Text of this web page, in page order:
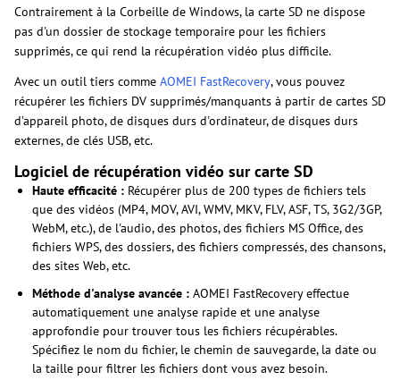
Contrairement à la Corbeille de Windows, la carte SD ne dispose
pas d'un dossier de stockage temporaire pour les fichiers
supprimés, ce qui rend la récupération vidéo plus difficile.
Avec un outil tiers comme AOMEI FastRecovery, vous pouvez
récupérer les fichiers DV supprimés/manquants à partir de cartes SD
d'appareil photo, de disques durs d'ordinateur, de disques durs
externes, de clés USB, etc.
Logiciel de récupération vidéo sur carte SD
Haute efficacité : Récupérer plus de 200 types de fichiers tels
que des vidéos (MP4, MOV, AVI, WMV, MKV, FLV, ASF, TS, 3G2/3GP,
WebM, etc.), de l'audio, des photos, des fichiers MS Office, des
fichiers WPS, des dossiers, des fichiers compressés, des chansons,
des sites Web, etc.
Méthode d'analyse avancée : AOMEI FastRecovery effectue
automatiquement une analyse rapide et une analyse
approfondie pour trouver tous les fichiers récupérables.
Spécifiez le nom du fichier, le chemin de sauvegarde, la date ou
la taille pour filtrer les fichiers dont vous avez besoin.